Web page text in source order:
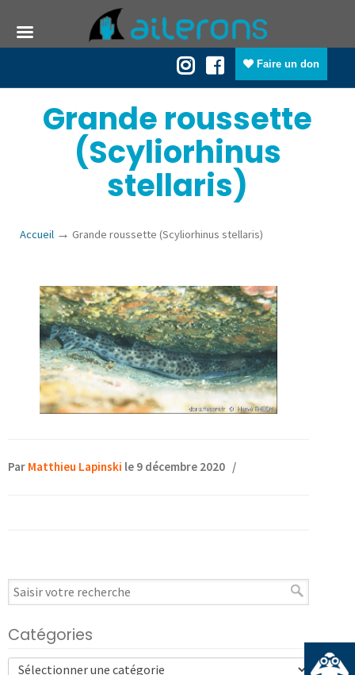
Faire un don
Grande roussette
(Scyliorhinus
stellaris)
Accueil → Grande roussette (Scyliorhinus stellaris)
Par Matthieu Lapinski le 9 décembre 2020 /
Catégories